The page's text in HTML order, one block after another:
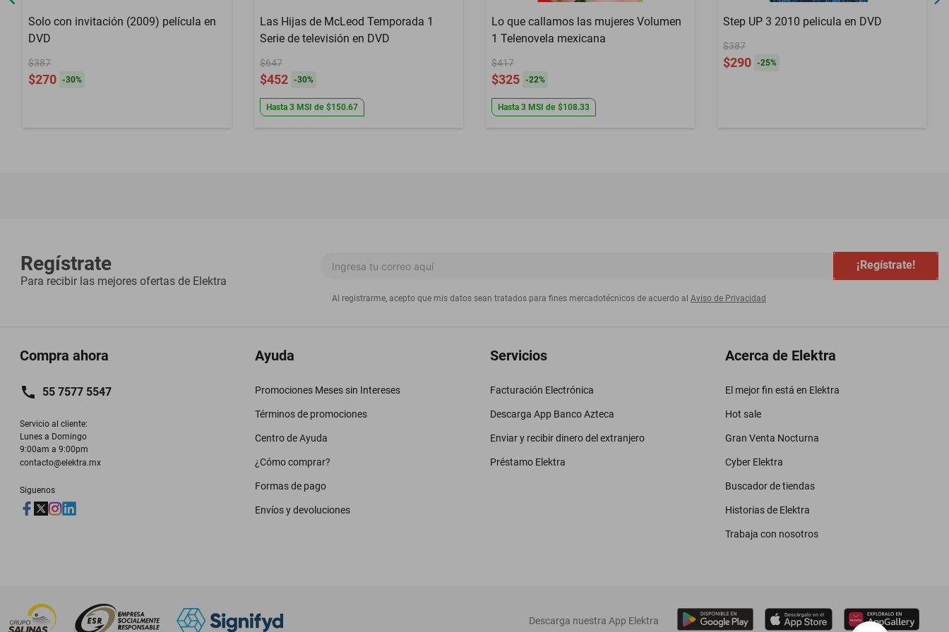
Solo con invitación (2009) película en
DVD
$387
$270 -30%
Las Hijas de McLeod Temporada 1
Serie de televisión en DVD
$647
$452 -30%
Hasta 3 MSI de $150.67
Lo que callamos las mujeres Volumen
1 Telenovela mexicana
$417
$325 -22%
Hasta 3 MSI de $108.33
Step UP 3 2010 pelicula en DVD
$387
$290 -25%
Regístrate
Para recibir las mejores ofertas de Elektra
¡Regístrate!
Al registrarme, acepto que mis datos sean tratados para fines mercadotécnicos de acuerdo al Aviso de Privacidad
Compra ahora
55 7577 5547
Servicio al cliente:
Lunes a Domingo
9:00am a 9:00pm
contacto@elektra.mx
Siguenos
Ayuda
Promociones Meses sin Intereses
Términos de promociones
Centro de Ayuda
¿Cómo comprar?
Formas de pago
Envíos y devoluciones
Servicios
Facturación Electrónica
Descarga App Banco Azteca
Enviar y recibir dinero del extranjero
Préstamo Elektra
Acerca de Elektra
El mejor fin está en Elektra
Hot sale
Gran Venta Nocturna
Cyber Elektra
Buscador de tiendas
Historias de Elektra
Trabaja con nosotros
‎ Descarga nuestra App Elektra